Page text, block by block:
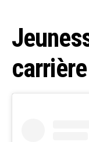
carrière